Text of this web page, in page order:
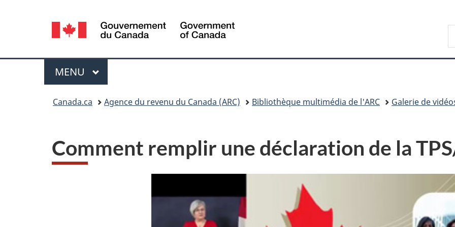
sujet
HTML
Sélection
de
la
langue
Canada
Menu
MENU PRINCIPAL
Canada.ca Agence du revenu du Canada (ARC) Bibliothèque multimédia de l'ARC Galerie de
Comment remplir une déclaration de la